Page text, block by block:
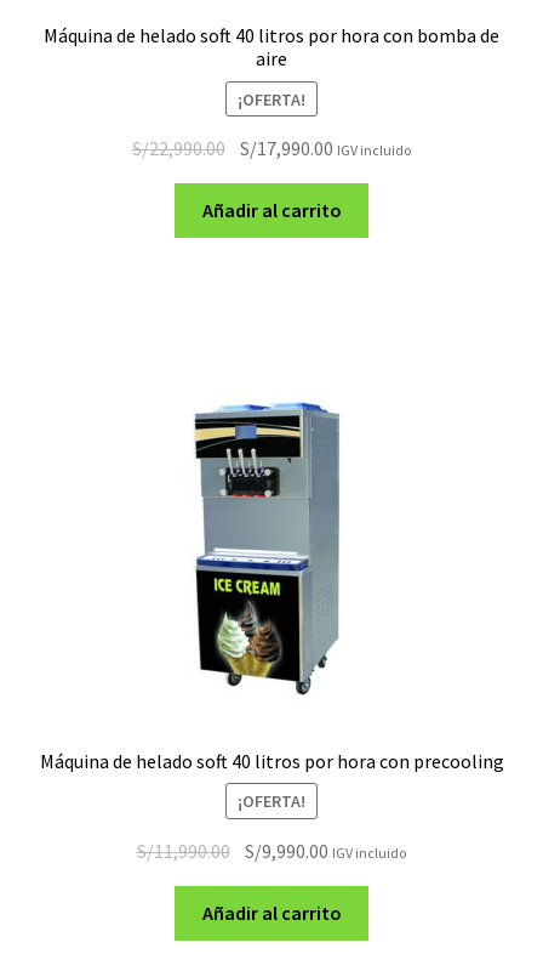
Máquina de helado soft 40 litros por hora con bomba de
aire
¡OFERTA!
S/22,990.00 El
precio
original
era:
S/17,990.00 El
precio
actual
es:
IGV incluido
Añadir al carrito
Máquina de helado soft 40 litros por hora con precooling
¡OFERTA!
S/11,990.00 El
original
era:
S/9,990.00 El
actual
es:
IGV incluido
Añadir al carrito